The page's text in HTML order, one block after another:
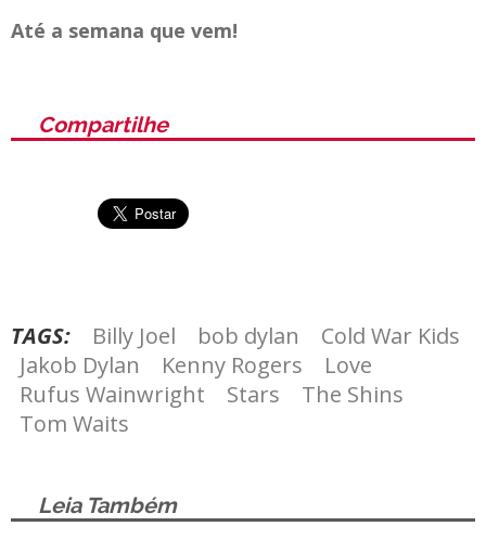
Até a semana que vem!
Compartilhe
TAGS: Billy Joel bob dylan
Cold War Kids
Jakob Dylan
Kenny Rogers
Love
Rufus Wainwright
Stars
The Shins
Tom Waits
Leia Também